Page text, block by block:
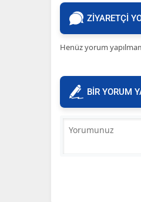
ZİYARETÇİ
Henüz yorum
BİR YORUM